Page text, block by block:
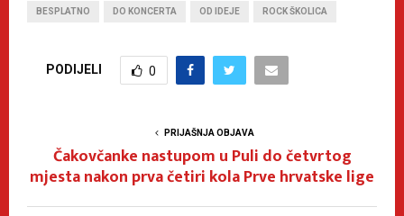
BESPLATNO DO KONCERTA OD IDEJE ROCK ŠKOLICA
PODIJELI 0
PRIJAŠNJA OBJAVA
Čakovčanke nastupom u Puli do četvrtog
mjesta nakon prva četiri kola Prve hrvatske lige